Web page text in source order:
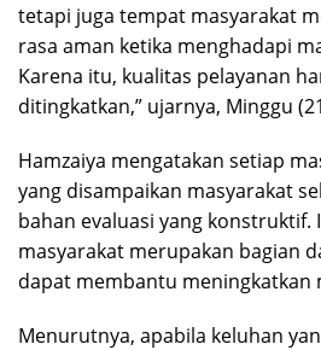
tetapi juga tempat masyarakat
rasa aman ketika menghadapi
Karena itu, kualitas pelayanan
ditingkatkan,” ujarnya, Minggu
Hamzaiya mengatakan setiap
yang disampaikan masyarakat
bahan evaluasi yang konstruktif.
masyarakat merupakan bagian
dapat membantu meningkatkan
Menurutnya, apabila keluhan